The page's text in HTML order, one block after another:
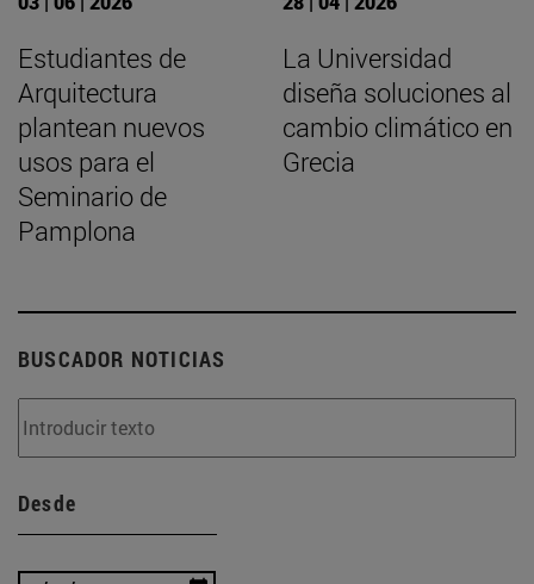
Estudiantes de
Arquitectura
plantean nuevos
usos para el
Seminario de
Pamplona
La Universidad
diseña soluciones al
cambio climático en
Grecia
BUSCADOR NOTICIAS
Desde